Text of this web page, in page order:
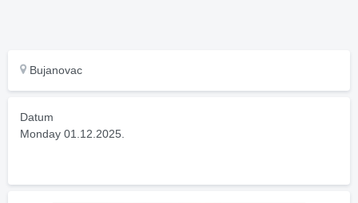
Bujanovac
Datum
Monday 01.12.2025.